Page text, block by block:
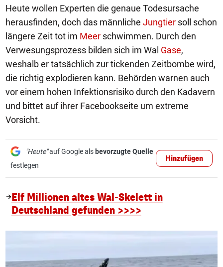
Heute wollen Experten die genaue Todesursache
herausfinden, doch das männliche Jungtier soll schon
längere Zeit tot im Meer schwimmen. Durch den
Verwesungsprozess bilden sich im Wal Gase,
weshalb er tatsächlich zur tickenden Zeitbombe wird,
die richtig explodieren kann. Behörden warnen auch
vor einem hohen Infektionsrisiko durch den Kadavern
und bittet auf ihrer Facebookseite um extreme
Vorsicht.
"Heute"auf Google als bevorzugte Quelle
festlegen
Hinzufügen
Elf Millionen altes Wal-Skelett in
Deutschland gefunden >>>>
1/8